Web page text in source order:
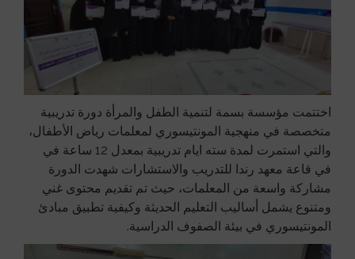
اختتمت مؤسسة بسمة لتنمية الطفل والمرأة دورة تدريبية
متخصصة في منهجية المونتيسوري لمعلمات رياض الأطفال،
والتي استمرت لمدة سته ايام تدريبية بمعدل 12 ساعة في
في قاعة معهد رندا للتدريب والاستشارات شهدت الدورة
مشاركة واسعة من المعلمات، حيث تم تقديم محتوى غني
ومتنوع يشمل أساليب التعليم الحديثة وكيفية تطبيق مبادئ
المونتيسوري في بيئة الصفوف الدراسية.